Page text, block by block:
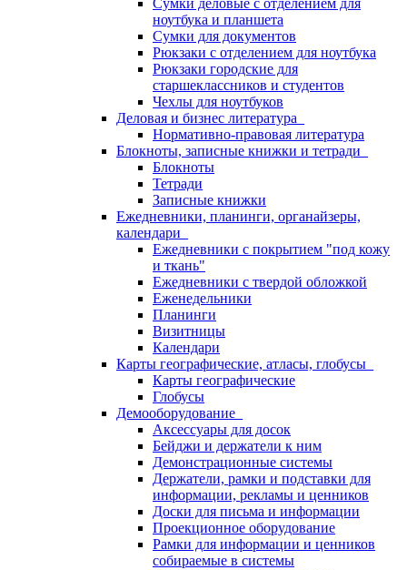
Сумки деловые с отделением для
ноутбука и планшета
Сумки для документов
Рюкзаки с отделением для ноутбука
Рюкзаки городские для
старшеклассников и студентов
Чехлы для ноутбуков
Деловая и бизнес литература
Нормативно-правовая литература
Блокноты, записные книжки и тетради
Блокноты
Тетради
Записные книжки
Ежедневники, планинги, органайзеры,
календари
Ежедневники с покрытием "под кожу
и ткань"
Ежедневники с твердой обложкой
Еженедельники
Планинги
Визитницы
Календари
Карты географические, атласы, глобусы
Карты географические
Глобусы
Демооборудование
Аксессуары для досок
Бейджи и держатели к ним
Демонстрационные системы
Держатели, рамки и подставки для
информации, рекламы и ценников
Доски для письма и информации
Проекционное оборудование
Рамки для информации и ценников
собираемые в системы